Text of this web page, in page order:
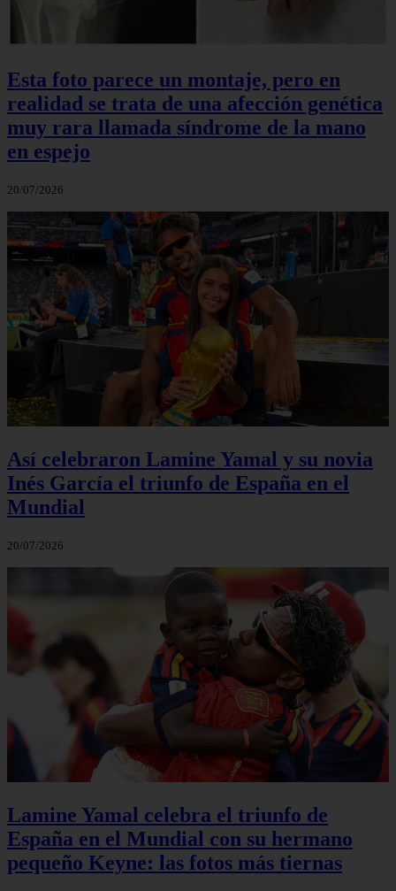
Esta foto parece un montaje, pero en
realidad se trata de una afección genética
muy rara llamada síndrome de la mano
en espejo
20/07/2026
Así celebraron Lamine Yamal y su novia
Inés García el triunfo de España en el
Mundial
20/07/2026
Lamine Yamal celebra el triunfo de
España en el Mundial con su hermano
pequeño Keyne: las fotos más tiernas